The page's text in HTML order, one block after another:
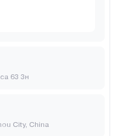
63 3н
City, China